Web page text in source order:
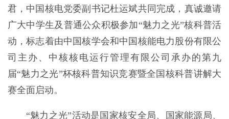
君，中国核电党委副书记杜运斌共同完成，真诚邀请
广大中学生及普通公众积极参加“魅力之光”核科普活
动，标志着由中国核学会和中国核能电力股份有限公
司主办、中核核电运行管理有限公司承办的第九
届“魅力之光”杯核科普知识竞赛暨全国核科普讲解大
赛全面启动。
“魅力之光”活动是国家核安全局、国家能源局、